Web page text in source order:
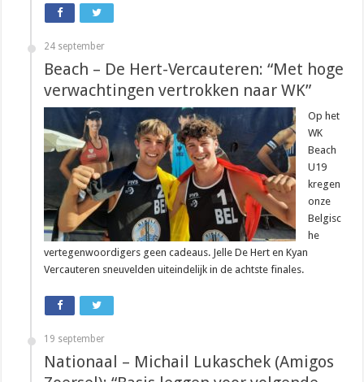
24 september
Beach – De Hert-Vercauteren: “Met hoge
verwachtingen vertrokken naar WK”
Op het
WK
Beach
U19
kregen
onze
Belgisc
he
vertegenwoordigers geen cadeaus. Jelle De Hert en Kyan
Vercauteren sneuvelden uiteindelijk in de achtste finales.
19 september
Nationaal – Michail Lukaschek (Amigos